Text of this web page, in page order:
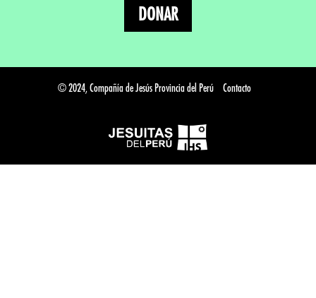
DONAR
© 2024, Compañía de Jesús Provincia del Perú Contacto